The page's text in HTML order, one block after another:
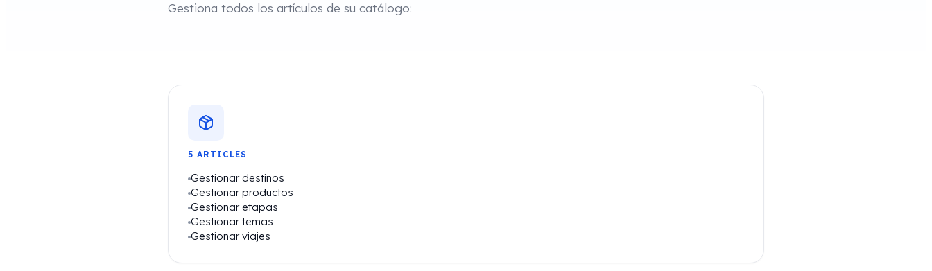
Gestiona todos los artículos de su catálogo:
5 ARTICLES
Gestionar destinos
Gestionar productos
Gestionar etapas
Gestionar temas
Gestionar viajes